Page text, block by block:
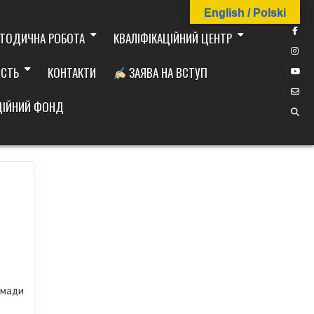
РОБОТА
КВАЛІФІКАЦІЙНИЙ ЦЕНТР
КОНТАКТИ
ЗАЯВА НА ВСТУП
ФОНД
English / Polski